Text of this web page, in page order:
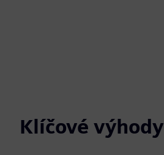
Klíčové výhody